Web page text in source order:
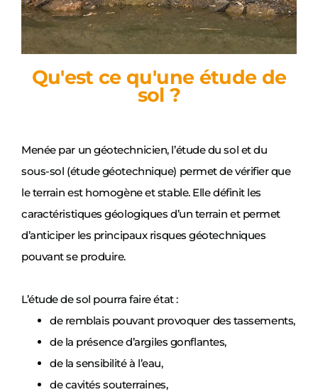
Qu'est ce qu'une étude de
sol ?
Menée par un géotechnicien, l’étude du sol et du
sous-sol (étude géotechnique) permet de vérifier que
le terrain est homogène et stable. Elle définit les
caractéristiques géologiques d’un terrain et permet
d’anticiper les principaux risques géotechniques
pouvant se produire.
L’étude de sol pourra faire état :
de remblais pouvant provoquer des tassements,
de la présence d’argiles gonflantes,
de la sensibilité à l’eau,
de cavités souterraines,